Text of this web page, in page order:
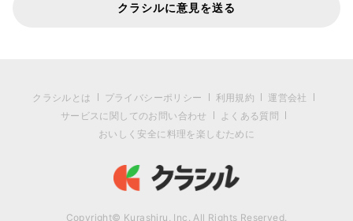
クラシルに意見を送る
クラシルとは プライバシーポリシー 利用規約
運営会社
サービスに関してのお問い合わせ
よくある質問
おいしく安全に料理を楽しむために
Copyright© Kurashiru, Inc. All Rights Reserved.